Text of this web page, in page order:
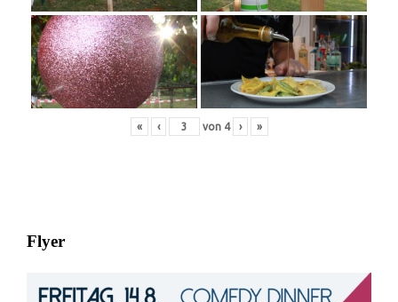
« ‹ von 4 › »
Flyer